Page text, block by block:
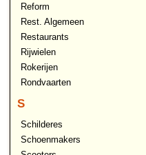
Reform
Rest. Algemeen
Restaurants
Rijwielen
Rokerijen
Rondvaarten
S
Schilderes
Schoenmakers